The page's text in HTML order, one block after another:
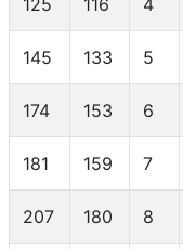
125 116 4
145 133 5
174 153 6
181 159 7
207 180 8